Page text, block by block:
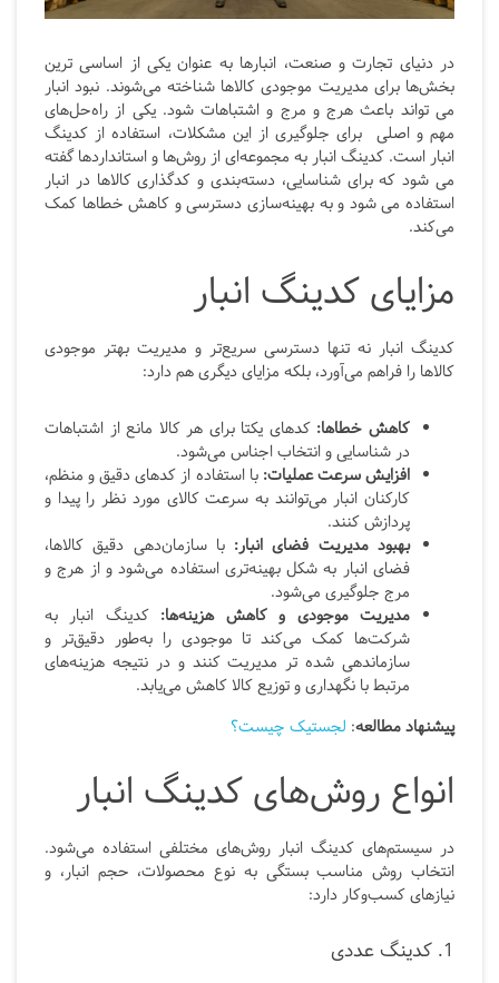
در دنیای تجارت و صنعت، انبارها به عنوان یکی از اساسی ترین
بخش‌ها برای مدیریت موجودی کالاها شناخته می‌شوند. نبود انبار
می تواند باعث هرج و مرج و اشتباهات شود. یکی از راه‌حل‌های
مهم و اصلی برای جلوگیری از این مشکلات، استفاده از کدینگ
انبار است. کدینگ انبار به مجموعه‌ای از روش‌ها و استانداردها گفته
می شود که برای شناسایی، دسته‌بندی و کدگذاری کالاها در انبار
استفاده می شود و به بهینه‌سازی دسترسی و کاهش خطاها کمک
می‌کند.
مزایای کدینگ انبار
کدینگ انبار نه تنها دسترسی سریع‌تر و مدیریت بهتر موجودی
کالاها را فراهم می‌آورد، بلکه مزایای دیگری هم دارد:
کاهش خطاها: کدهای یکتا برای هر کالا مانع از اشتباهات
در شناسایی و انتخاب اجناس می‌شود.
افزایش سرعت عملیات: با استفاده از کدهای دقیق و منظم،
کارکنان انبار می‌توانند به سرعت کالای مورد نظر را پیدا و
پردازش کنند.
بهبود مدیریت فضای انبار: با سازمان‌دهی دقیق کالاها،
فضای انبار به شکل بهینه‌تری استفاده می‌شود و از هرج و
مرج جلوگیری می‌شود.
مدیریت موجودی و کاهش هزینه‌ها: کدینگ انبار به
شرکت‌ها کمک می‌کند تا موجودی را به‌طور دقیق‌تر و
سازماندهی شده تر مدیریت کنند و در نتیجه هزینه‌های
مرتبط با نگهداری و توزیع کالا کاهش می‌یابد.
پیشنهاد مطالعه: لجستیک چیست؟
انواع روش‌های کدینگ انبار
در سیستم‌های کدینگ انبار روش‌های مختلفی استفاده می‌شود.
انتخاب روش مناسب بستگی به نوع محصولات، حجم انبار، و
نیازهای کسب‌وکار دارد:
1. کدینگ عددی